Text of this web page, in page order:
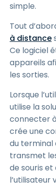
simple.
Tout
à distance
Ce logiciel
appareils
les sorties.
Lorsque
utilise la
connecter
crée une
du terminal
transmet
de souris et
l’utilisateur